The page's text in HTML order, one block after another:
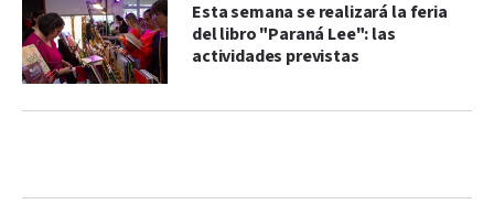
Esta semana se realizará la feria
del libro "Paraná Lee": las
actividades previstas